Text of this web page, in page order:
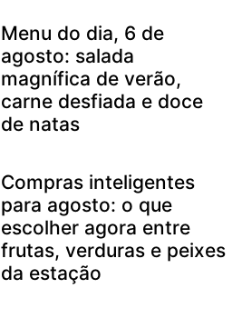
Menu do dia, 6 de
agosto: salada
magnífica de verão,
carne desfiada e doce
de natas
Compras inteligentes
para agosto: o que
escolher agora entre
frutas, verduras e peixes
da estação